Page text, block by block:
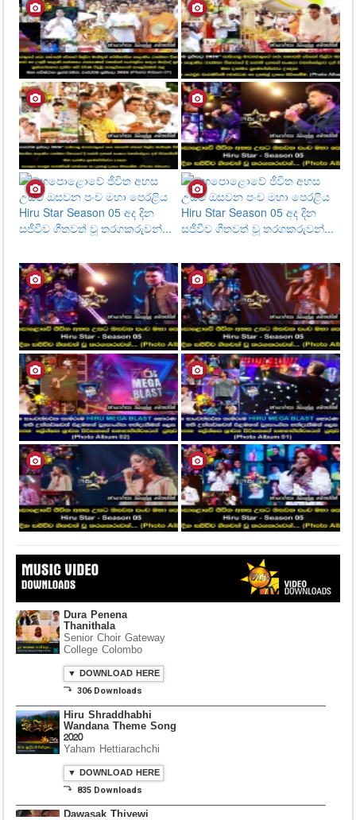
Dura Penena
Thanithala
Senior Choir Gateway
College Colombo
▼ DOWNLOAD HERE
⤵ 306 Downloads
Hiru Shraddhabhi
Wandana Theme Song
2020
Yaham Hettiarachchi
▼ DOWNLOAD HERE
⤵ 835 Downloads
Dawasak Thiyewi